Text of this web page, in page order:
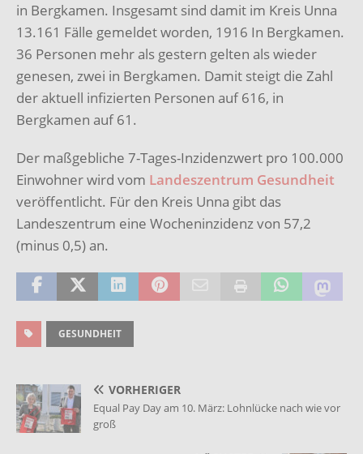
in Bergkamen. Insgesamt sind damit im Kreis Unna
13.161 Fälle gemeldet worden, 1916 In Bergkamen.
36 Personen mehr als gestern gelten als wieder
genesen, zwei in Bergkamen. Damit steigt die Zahl
der aktuell infizierten Personen auf 616, in
Bergkamen auf 61.
Der maßgebliche 7-Tages-Inzidenzwert pro 100.000
Einwohner wird vom Landeszentrum Gesundheit
veröffentlicht. Für den Kreis Unna gibt das
Landeszentrum eine Wocheninzidenz von 57,2
(minus 0,5) an.
GESUNDHEIT
VORHERIGER
Equal Pay Day am 10. März: Lohnlücke nach wie vor
groß